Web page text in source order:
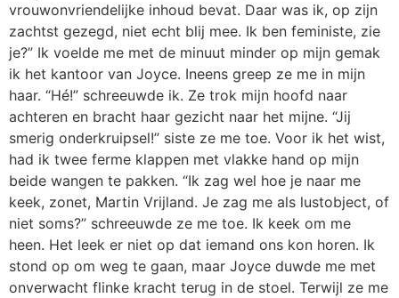
vrouwonvriendelijke inhoud bevat. Daar was ik, op zijn
zachtst gezegd, niet echt blij mee. Ik ben feministe, zie
je?” Ik voelde me met de minuut minder op mijn gemak
ik het kantoor van Joyce. Ineens greep ze me in mijn
haar. “Hé!” schreeuwde ik. Ze trok mijn hoofd naar
achteren en bracht haar gezicht naar het mijne. “Jij
smerig onderkruipsel!” siste ze me toe. Voor ik het wist,
had ik twee ferme klappen met vlakke hand op mijn
beide wangen te pakken. “Ik zag wel hoe je naar me
keek, zonet, Martin Vrijland. Je zag me als lustobject, of
niet soms?” schreeuwde ze me toe. Ik keek om me
heen. Het leek er niet op dat iemand ons kon horen. Ik
stond op om weg te gaan, maar Joyce duwde me met
onverwacht flinke kracht terug in de stoel. Terwijl ze me